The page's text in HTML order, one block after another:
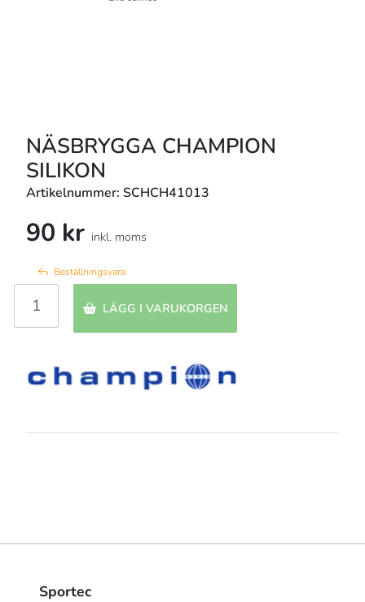
NÄSBRYGGA CHAMPION
SILIKON
Artikelnummer: SCHCH41013
90 kr inkl. moms
Beställningsvara
LÄGG I VARUKORGEN
Sportec